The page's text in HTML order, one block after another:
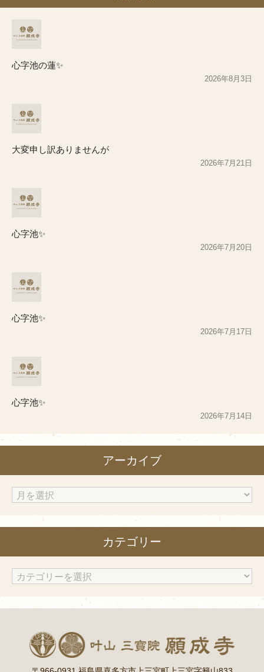
心字池の蓮✨
2026年8月3日
大変申し訳ありませんが
2026年7月21日
心字池✨
2026年7月20日
心字池✨
2026年7月17日
心字池✨
2026年7月14日
アーカイブ
ア
カ
ブ
カテゴリー
カ
ゴ